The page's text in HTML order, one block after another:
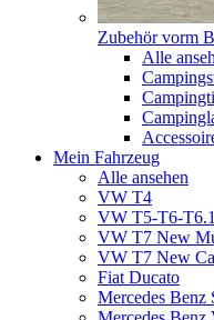
Zubehör vorm
Alle
Mein Fahrzeug
Alle ansehen
VW T4
VW T5-T6-T6.1
VW T7 New
VW T7 New
Fiat Ducato
Mercedes Benz